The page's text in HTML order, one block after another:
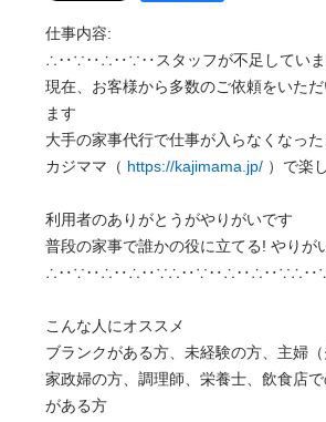
仕事内容:
∴‥∵‥∴‥∵‥スタッフが不足して
現在、お客様から多数のご依頼をいた
ます
大手の家事代行で仕事が入らなくなった
カジママ（ https://kajimama.jp/ ）で楽
利用者のありがとうがやりがいです
普段の家事で誰かの役に立てる! やりが
こんな人にオススメ
ブランクがある方、未経験の方、主婦
家政婦の方、調理師、栄養士、飲食店
がある方